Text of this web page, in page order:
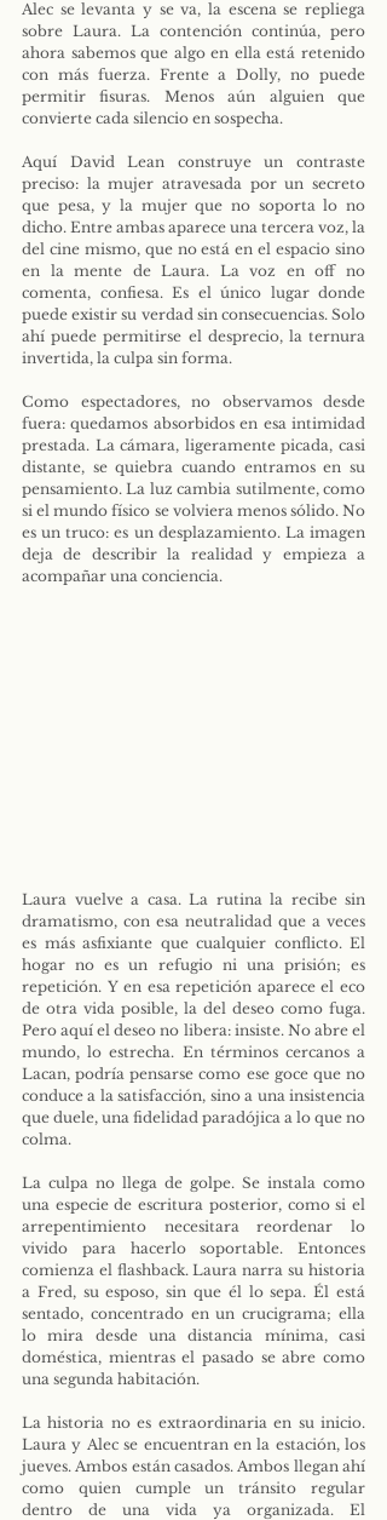
Alec se levanta y se va, la escena se repliega
sobre Laura. La contención continúa, pero
ahora sabemos que algo en ella está retenido
con más fuerza. Frente a Dolly, no puede
permitir fisuras. Menos aún alguien que
convierte cada silencio en sospecha.
Aquí David Lean construye un contraste
preciso: la mujer atravesada por un secreto
que pesa, y la mujer que no soporta lo no
dicho. Entre ambas aparece una tercera voz, la
del cine mismo, que no está en el espacio sino
en la mente de Laura. La voz en off no
comenta, confiesa. Es el único lugar donde
puede existir su verdad sin consecuencias. Solo
ahí puede permitirse el desprecio, la ternura
invertida, la culpa sin forma.
Como espectadores, no observamos desde
fuera: quedamos absorbidos en esa intimidad
prestada. La cámara, ligeramente picada, casi
distante, se quiebra cuando entramos en su
pensamiento. La luz cambia sutilmente, como
si el mundo físico se volviera menos sólido. No
es un truco: es un desplazamiento. La imagen
deja de describir la realidad y empieza a
acompañar una conciencia.
Laura vuelve a casa. La rutina la recibe sin
dramatismo, con esa neutralidad que a veces
es más asfixiante que cualquier conflicto. El
hogar no es un refugio ni una prisión; es
repetición. Y en esa repetición aparece el eco
de otra vida posible, la del deseo como fuga.
Pero aquí el deseo no libera: insiste. No abre el
mundo, lo estrecha. En términos cercanos a
Lacan, podría pensarse como ese goce que no
conduce a la satisfacción, sino a una insistencia
que duele, una fidelidad paradójica a lo que no
colma.
La culpa no llega de golpe. Se instala como
una especie de escritura posterior, como si el
arrepentimiento necesitara reordenar lo
vivido para hacerlo soportable. Entonces
comienza el flashback. Laura narra su historia
a Fred, su esposo, sin que él lo sepa. Él está
sentado, concentrado en un crucigrama; ella
lo mira desde una distancia mínima, casi
doméstica, mientras el pasado se abre como
una segunda habitación.
La historia no es extraordinaria en su inicio.
Laura y Alec se encuentran en la estación, los
jueves. Ambos están casados. Ambos llegan ahí
como quien cumple un tránsito regular
dentro de una vida ya organizada. El